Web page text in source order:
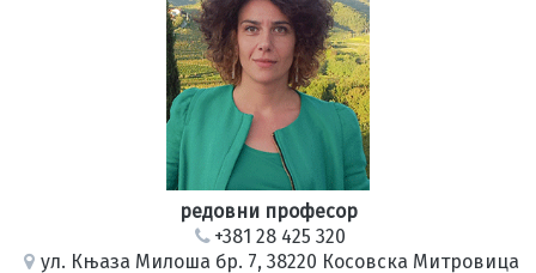
редовни професор
+381 28 425 320
ул. Књаза Милоша бр. 7, 38220 Косовска Митровица